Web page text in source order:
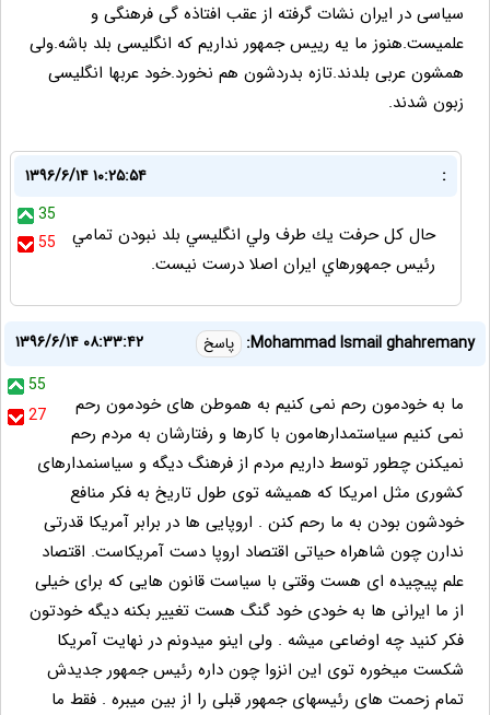
سیاسی در ایران نشات گرفته از عقب افتاذه گی فرهنگی و
علمیست.هنوز ما یه رییس جمهور نداریم که انگلیسی بلد باشه.ولی
همشون عربی بلدند.تازه بدردشون هم نخورد.خود عربها انگلیسی
زبون شدند.
:
۱۳۹۶/۶/۱۴ ۱۰:۲۵:۵۴
35
55
حال كل حرفت يك طرف ولي انگليسي بلد نبودن تمامي
رئيس جمهورهاي ايران اصلا درست نيست.
Mohammad Ismail ghahremany: پاسخ
۱۳۹۶/۶/۱۴ ۰۸:۳۳:۴۲
55
27
ما به خودمون رحم نمی کنیم به هموطن های خودمون رحم
نمی کنیم سیاستمدارهامون با کارها و رفتارشان به مردم رحم
نمیکنن چطور توسط داریم مردم از فرهنگ دیگه و سیاسنمدارهای
کشوری مثل امریکا که همیشه توی طول تاریخ به فکر منافع
خودشون بودن به ما رحم کنن . اروپایی ها در برابر آمریکا قدرتی
ندارن چون شاهراه حیاتی اقتصاد اروپا دست آمریکاست. اقتصاد
علم پیچیده ای هست وقتی با سیاست قانون هایی که برای خیلی
از ما ایرانی ها به خودی خود گنگ هست تغییر بکنه دیگه خودتون
فکر کنید چه اوضاعی میشه . ولی اینو میدونم در نهایت آمریکا
شکست میخوره توی این انزوا چون داره رئیس جمهور جدیدش
تمام زحمت های رئیسهای جمهور قبلی را از بین میبره . فقط ما